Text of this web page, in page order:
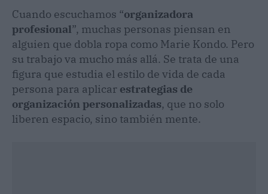
Cuando escuchamos “organizadora
profesional”, muchas personas piensan en
alguien que dobla ropa como Marie Kondo. Pero
su trabajo va mucho más allá. Se trata de una
figura que estudia el estilo de vida de cada
persona para aplicar estrategias de
organización personalizadas, que no solo
liberen espacio, sino también mente.